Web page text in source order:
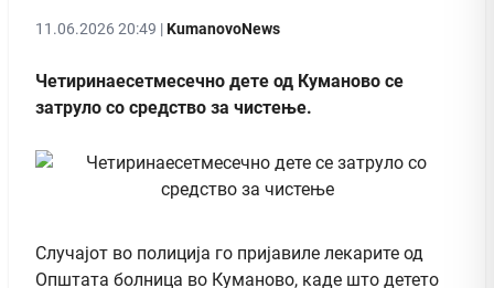
11.06.2026 20:49 |KumanovoNews
Четиринаесетмесечно дете од Куманово се
затруло со средство за чистење.
Случајот во полиција го пријавиле лекарите од
Општата болница во Куманово, каде што детето